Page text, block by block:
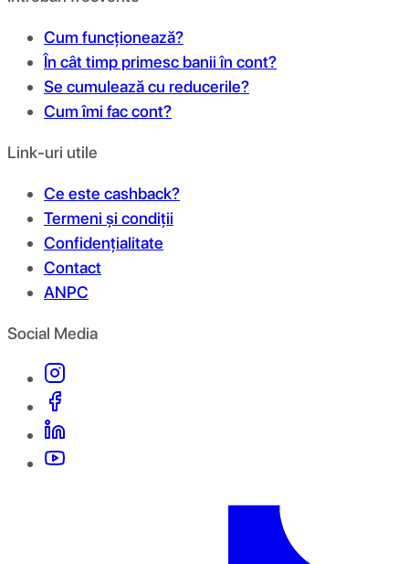
Cum funcționează?
În cât timp primesc banii în cont?
Se cumulează cu reducerile?
Cum îmi fac cont?
Link-uri utile
Ce este cashback?
Termeni și condiții
Confidențialitate
Contact
ANPC
Social Media